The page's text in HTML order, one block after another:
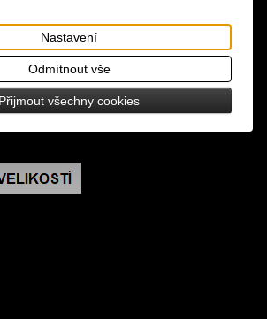
krystalů, černých svíček,
mytologických sošek,
42 cm, šířka 32 cm, hloubka 9 cm
Nastavení
Odmítnout vše
Přijmout všechny cookies